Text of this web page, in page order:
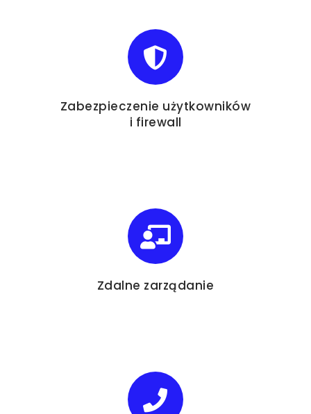
Zabezpieczenie użytkowników
i firewall
Zdalne zarządanie